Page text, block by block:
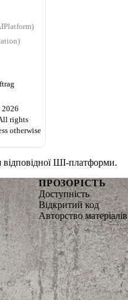
rights
otherwise
ШІ-платформи.
ПРОЗОРІСТЬ
Доступність
Відкритий код
Авторство матеріалів